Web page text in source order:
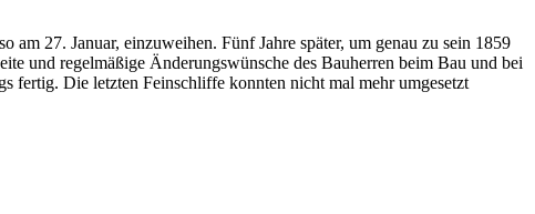
am 27. Januar, einzuweihen. Fünf Jahre später, um genau zu sein 1859
und regelmäßige Änderungswünsche des Bauherren beim Bau und bei
fertig. Die letzten Feinschliffe konnten nicht mal mehr umgesetzt